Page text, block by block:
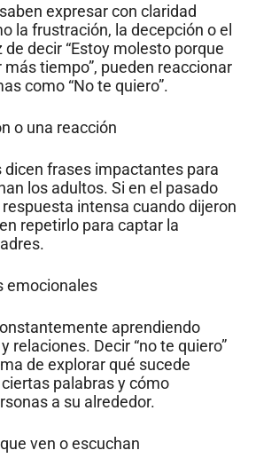
expresar con claridad
la frustración, la decepción o el
de decir “Estoy molesto porque
tiempo”, pueden reaccionar
como “No te quiero”.
o una reacción
dicen frases impactantes para
los adultos. Si en el pasado
intensa cuando dijeron
repetirlo para captar la
emocionales
aprendiendo
relaciones. Decir “no te quiero”
de explorar qué sucede
palabras y cómo
a su alrededor.
ven o escuchan